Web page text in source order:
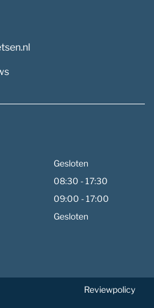
Gesloten
08:30 - 17:30
09:00 - 17:00
Gesloten
Reviewpolicy